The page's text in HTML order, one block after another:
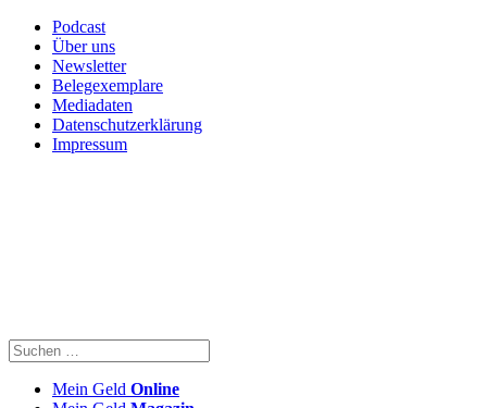
Podcast
Über uns
Newsletter
Belegexemplare
Mediadaten
Datenschutzerklärung
Impressum
Mein Geld Online